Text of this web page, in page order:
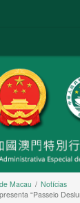
Macau
Notícias
“Passeio